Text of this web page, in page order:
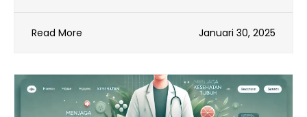
Read More Januari 30, 2025